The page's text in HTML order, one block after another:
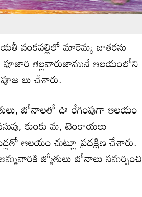
వంకపల్లిలో మారెమ్మ జాతరను
తెల్లవారుజామునే ఆలయంలోని
లు చేశారు.
బోనాలతో ఊ రేగింపుగా ఆలయం
కుంకు మ, టెంకాయలు
ఆలయం చుట్లూ ప్రదక్షిణ చేశారు.
జ్యోతులు బోనాలు సమర్పించి